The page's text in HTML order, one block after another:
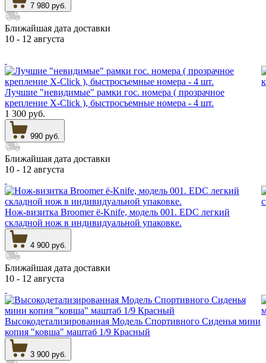
7 980 руб.
Ближайшая дата доставки
10 - 12 августа
Лучшие "невидимые" рамки гос. номера ( прозрачное
крепление X-Click ), быстросъемные номера - 4 шт.
1 300 руб.
990 руб.
Ближайшая дата доставки
10 - 12 августа
Нож-визитка Broomer ё-Knife, модель 001. EDC легкий
складной нож в индивидуальной упаковке.
4 900 руб.
Ближайшая дата доставки
10 - 12 августа
Высокодетализированная Модель Спортивного Сиденья мини
копия "ковша" маштаб 1/9 Красный
3 900 руб.